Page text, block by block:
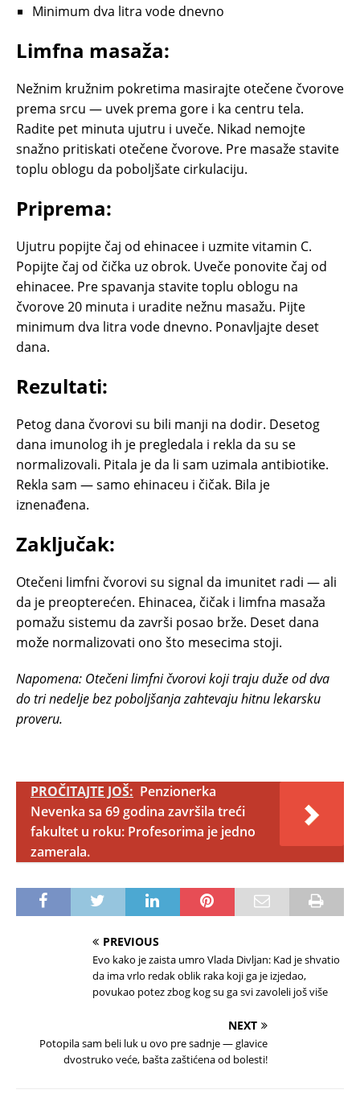
Minimum dva litra vode dnevno
Limfna masaža:
Nežnim kružnim pokretima masirajte otečene čvorove
prema srcu — uvek prema gore i ka centru tela.
Radite pet minuta ujutru i uveče. Nikad nemojte
snažno pritiskati otečene čvorove. Pre masaže stavite
toplu oblogu da poboljšate cirkulaciju.
Priprema:
Ujutru popijte čaj od ehinacee i uzmite vitamin C.
Popijte čaj od čička uz obrok. Uveče ponovite čaj od
ehinacee. Pre spavanja stavite toplu oblogu na
čvorove 20 minuta i uradite nežnu masažu. Pijte
minimum dva litra vode dnevno. Ponavljajte deset
dana.
Rezultati:
Petog dana čvorovi su bili manji na dodir. Desetog
dana imunolog ih je pregledala i rekla da su se
normalizovali. Pitala je da li sam uzimala antibiotike.
Rekla sam — samo ehinaceu i čičak. Bila je
iznenađena.
Zaključak:
Otečeni limfni čvorovi su signal da imunitet radi — ali
da je preopterećen. Ehinacea, čičak i limfna masaža
pomažu sistemu da završi posao brže. Deset dana
može normalizovati ono što mesecima stoji.
Napomena: Otečeni limfni čvorovi koji traju duže od dva
do tri nedelje bez poboljšanja zahtevaju hitnu lekarsku
proveru.
PROČITAJTE JOŠ: Penzionerka
Nevenka sa 69 godina završila treći
fakultet u roku: Profesorima je jedno
zamerala.
PREVIOUS
Evo kako je zaista umro Vlada Divljan: Kad je shvatio
da ima vrlo redak oblik raka koji ga je izjedao,
povukao potez zbog kog su ga svi zavoleli još više
NEXT
Potopila sam beli luk u ovo pre sadnje — glavice
dvostruko veće, bašta zaštićena od bolesti!